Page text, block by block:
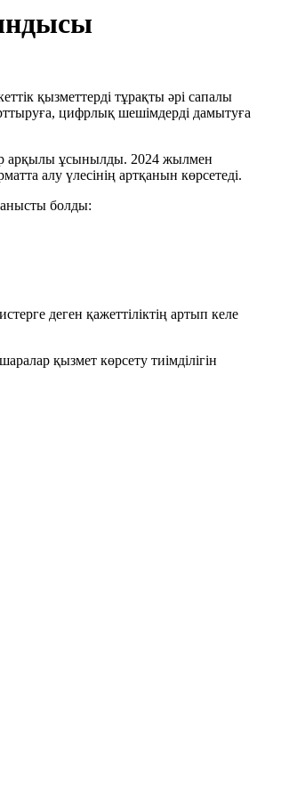
қызметтерді тұрақты әрі сапалы
цифрлық шешімдерді дамытуға
арқылы ұсынылды. 2024 жылмен
алу үлесінің артқанын көрсетеді.
болды:
деген қажеттіліктің артып келе
қызмет көрсету тиімділігін